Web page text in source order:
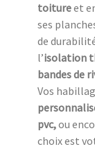
toitureet
ses
de
l’isolation
bandes de
Vos
pvc,ou
choix est